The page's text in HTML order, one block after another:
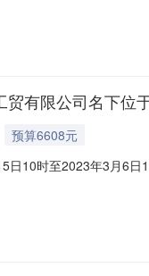
估报告中部分房产。
有限公司名下
预算6608元
日10时至2023年3月6
中部分房产。详情请